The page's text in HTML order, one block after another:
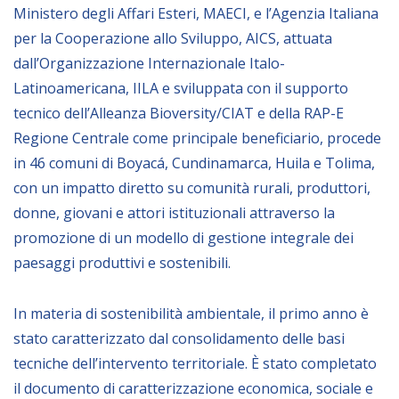
BIBLIOTECA
Catalogo
Pubblicazioni
Bandi
Borse di studio
Albo fornitori
Contratti/Accordi/Grant
Ministero degli Affari Esteri, MAECI, e l’Agenzia Italiana
per la Cooperazione allo Sviluppo, AICS, attuata
dall’Organizzazione Internazionale Italo-
Latinoamericana, IILA e sviluppata con il supporto
tecnico dell’Alleanza Bioversity/CIAT e della RAP-E
Regione Centrale come principale beneficiario, procede
in 46 comuni di Boyacá, Cundinamarca, Huila e Tolima,
con un impatto diretto su comunità rurali, produttori,
donne, giovani e attori istituzionali attraverso la
promozione di un modello di gestione integrale dei
paesaggi produttivi e sostenibili.
In materia di sostenibilità ambientale, il primo anno è
stato caratterizzato dal consolidamento delle basi
tecniche dell’intervento territoriale. È stato completato
il documento di caratterizzazione economica, sociale e